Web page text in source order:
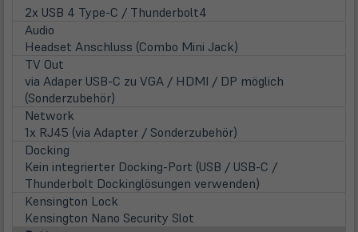
2x USB 4 Type-C / Thunderbolt4
Audio
Headset Anschluss (Combo Mini Jack)
TV Out
via Adaper USB-C zu VGA / HDMI / DP möglich
(Sonderzubehör)
Network
1x RJ45 (via Adapter / Sonderzubehör)
Docking
Kein integrierter Docking-Port (USB / USB-C /
Thunderbolt Dockinglösungen verwenden)
Kensington Lock
Kensington Nano Security Slot